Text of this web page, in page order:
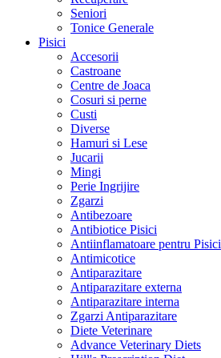
Seniori
Tonice Generale
Pisici
Accesorii
Castroane
Centre de Joaca
Cosuri si perne
Custi
Diverse
Hamuri si Lese
Jucarii
Mingi
Perie Ingrijire
Zgarzi
Antibezoare
Antibiotice Pisici
Antiinflamatoare pentru Pisici
Antimicotice
Antiparazitare
Antiparazitare externa
Antiparazitare interna
Zgarzi Antiparazitare
Diete Veterinare
Advance Veterinary Diets